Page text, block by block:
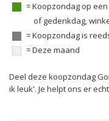
= Koopzondag op
of gedenkdag,
= Koopzondag is
= Deze maand
Deel deze koopzondag
ik leuk'. Je helpt ons er